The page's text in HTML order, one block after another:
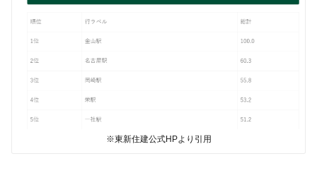
※東新住建公式HPより引用